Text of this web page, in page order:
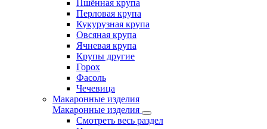
Пшённая крупа
Перловая крупа
Кукурузная крупа
Овсяная крупа
Ячневая крупа
Крупы другие
Горох
Фасоль
Чечевица
Макаронные изделия
Макаронные изделия
Смотреть весь раздел